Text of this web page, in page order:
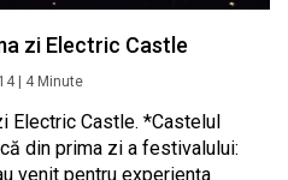
zi Electric Castle
4 Minute
Electric Castle. *Castelul
din prima zi a festivalului:
venit pentru experiența